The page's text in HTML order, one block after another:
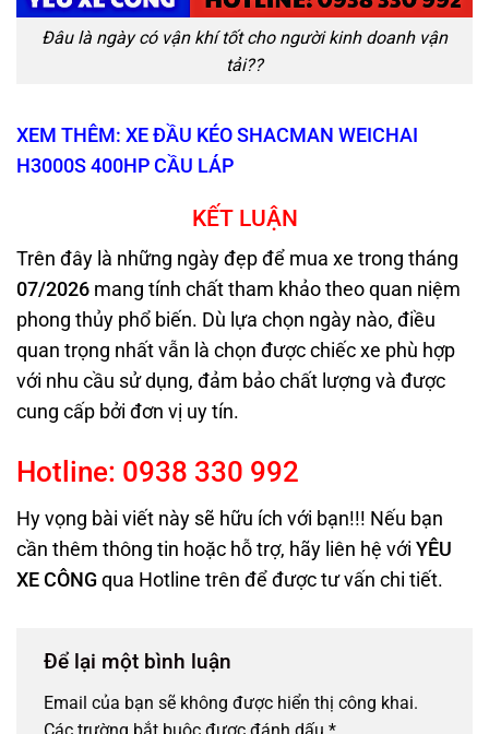
Đâu là ngày có vận khí tốt cho người kinh doanh vận
tải??
XEM THÊM: XE ĐẦU KÉO SHACMAN WEICHAI
H3000S 400HP CẦU LÁP
KẾT LUẬN
Trên đây là những ngày đẹp để mua xe trong tháng
07/2026 mang tính chất tham khảo theo quan niệm
phong thủy phổ biến. Dù lựa chọn ngày nào, điều
quan trọng nhất vẫn là chọn được chiếc xe phù hợp
với nhu cầu sử dụng, đảm bảo chất lượng và được
cung cấp bởi đơn vị uy tín.
Hotline: 0938 330 992
Hy vọng bài viết này sẽ hữu ích với bạn!!! Nếu bạn
cần thêm thông tin hoặc hỗ trợ, hãy liên hệ với YÊU
XE CÔNG qua Hotline trên để được tư vấn chi tiết.
Để lại một bình luận
Email của bạn sẽ không được hiển thị công khai.